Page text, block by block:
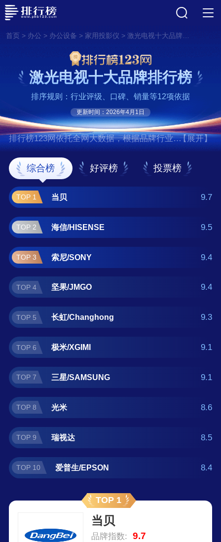
首页> 办公 > 办公设备 > 家用投影仪 > 激光电视十大品牌排行榜
激光电视十大品牌排行榜
排序规则：行业评级、口碑、销量等12项依据
更新时间：2026年4月1日
排行榜123网依托全网大数据，根据品牌行业评
级、口碑、销量等12项指标依据，评选出了激
光电视十大品牌排行榜，前十名分别是当贝、
海信/HISENSE、索尼/SONY、坚果/JMGO、
长虹/Changhong、极米/XGIMI、三
星/SAMSUNG、光米、瑞视达、爱普
生/EPSON 。如果您正在查找激光电视什么牌
子好？那么本激光电视十大品牌榜单可供您作
为选购参考，我们致力于用最真实的数据提供
激光电视品牌推荐，让您选得放心。(榜单每月
更新一次)
【展开】
综合榜 好评榜 投票榜
TOP 1 当贝 9.7
TOP 2 海信/HISENSE 9.5
TOP 3 索尼/SONY 9.4
TOP 4 坚果/JMGO 9.4
TOP 5 长虹/Changhong 9.3
TOP 6 极米/XGIMI 9.1
TOP 7 三星/SAMSUNG 9.1
TOP 8 光米 8.6
TOP 9 瑞视达 8.5
TOP 10 爱普生/EPSON 8.4
TOP 1
当贝
品牌指数: 9.7